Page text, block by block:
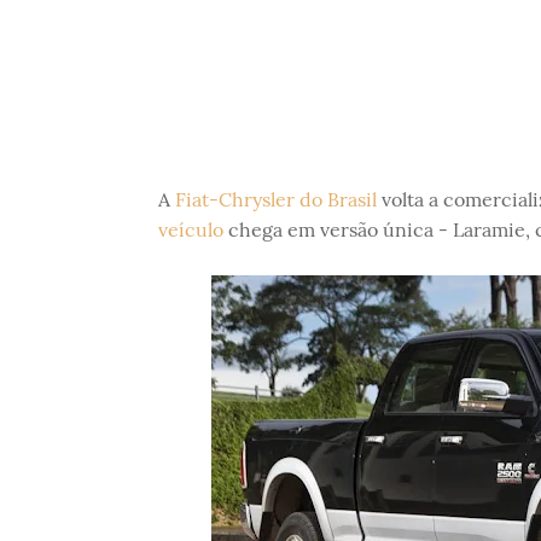
A Fiat-Chrysler do Brasilvolta a
veículochega em versão única - Laramie,